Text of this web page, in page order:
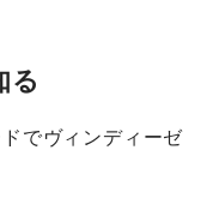
る
でヴィンディーゼ